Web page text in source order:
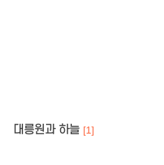
대릉원과 하늘 [1]